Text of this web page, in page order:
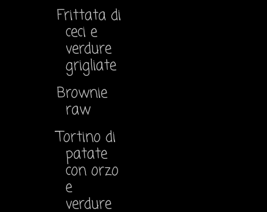
Frittata di
ceci e
verdure
grigliate
Brownie
raw
Tortino di
patate
con orzo
e
verdure